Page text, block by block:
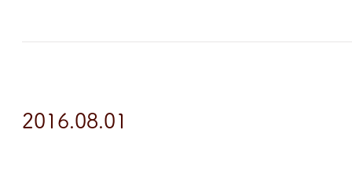
2016.08.01